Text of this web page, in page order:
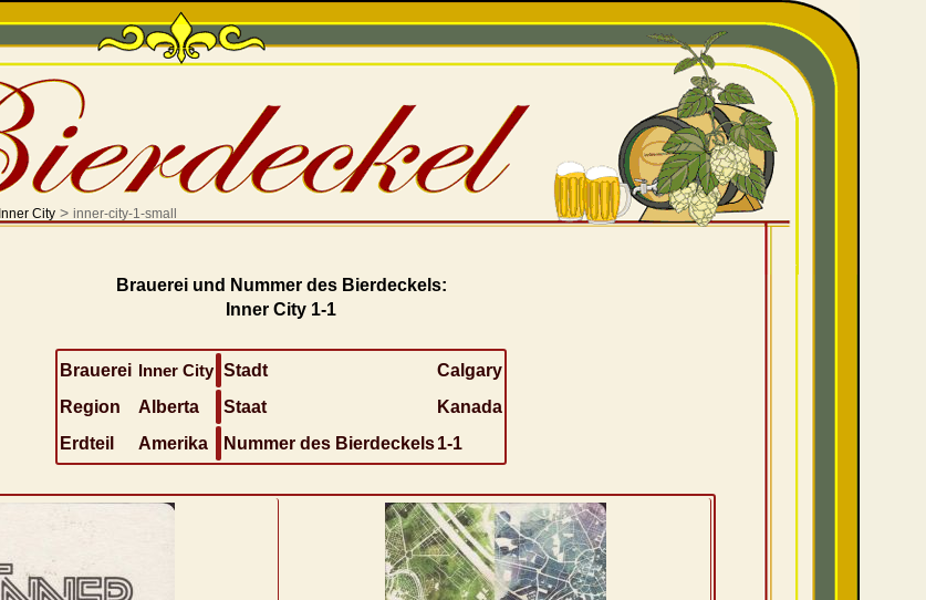
Inner City> inner-city-1-small
Brauerei und Nummer des Bierdeckels:
Inner City 1-1
Brauerei Inner City Stadt
Calgary
Region
Alberta Staat
Kanada
Erdteil
Amerika Nummer des Bierdeckels1-1